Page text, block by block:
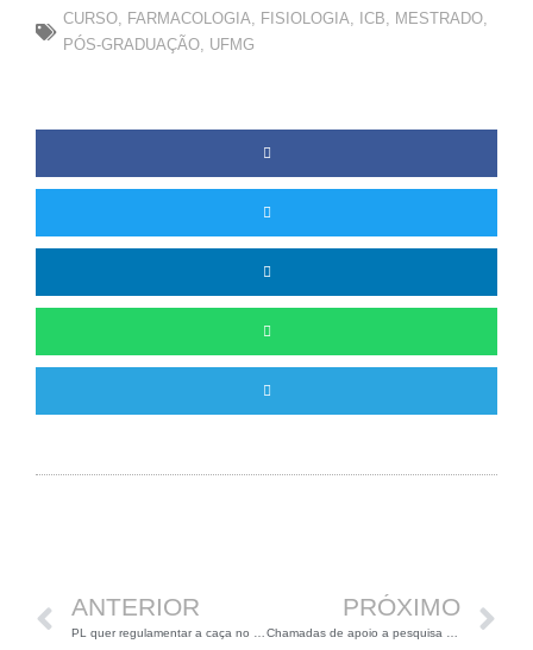
CURSO FARMACOLOGIA FISIOLOGIA ICB MESTRADO
PÓS-GRADUAÇÃO UFMG
ANTERIOR PRÓXIMO